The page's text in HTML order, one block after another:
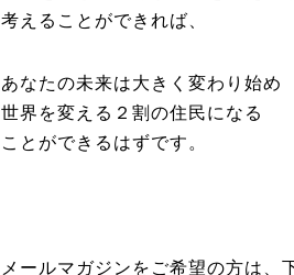
考えることができれば、
あなたの未来は大きく変わり始め
世界を変える２割の住民になる
ことができるはずです。
メールマガジンをご希望の方は、